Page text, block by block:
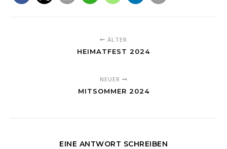
ÄLTER
HEIMATFEST 2024
NEUER
MITSOMMER 2024
EINE ANTWORT SCHREIBEN